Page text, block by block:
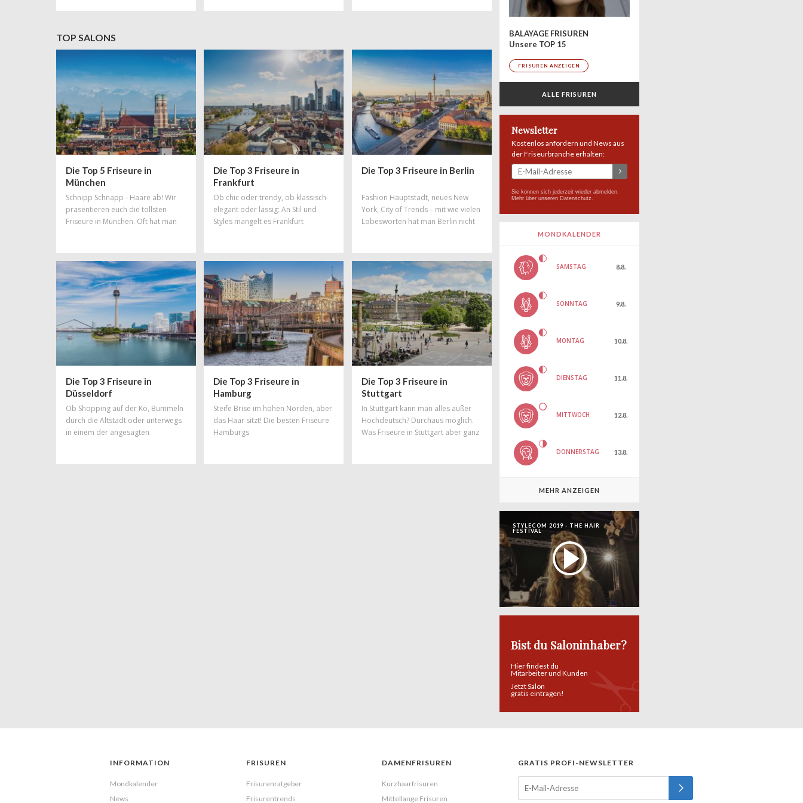
Empfehlungen der
Alterssicherungskommission ,den
sozialversicherungsrechtlichen
Sonderstatus
geringfügigerBeschäftigungsverhält
nisse weitgehend abzuschaffen,
halten wir es für
Erlebnisraum, der zeigt, wie aus
Festival-Sündern echte Hair
Protectors werden.
Abläufe und spürbar mehr Zeit für
das Wesentliche – die Kunden und
die kreative Arbeit im Salon.
TOP SALONS
Die Top 5 Friseure in
München
Schnipp Schnapp - Haare ab! Wir
präsentieren euch die tollsten
Friseure in München. Oft hat man
Rechnung tragen, als mit einer total
schicken, neuen Trendfrisur!
Friseursalons gibt es in München zu
Hauf aber welcher ist der richtige?
Unsere Liste an Top-Friseuren
erleichtert euch die Qual der Wahl.
Die Top 3 Friseure in
Frankfurt
Ob chic oder trendy, ob klassisch-
elegant oder lässig: An Stil und
Styles mangelt es Frankfurt
Die Top 3 Friseure in Berlin
Fashion Hauptstadt, neues New
York, City of Trends – mit wie vielen
Lobesworten hat man Berlin nicht
Angelegenheiten hat die
Hauptstadt die Nase vorn – mit
Salons, in denen Trends geboren
werden und wo sich Styles und
Stylisten aus der ganzen Welt feiern
lassen. Hier findet ihr Salons, die zu
den
Die Top 3 Friseure in
Düsseldorf
Ob Shopping auf der Kö, Bummeln
durch die Altstadt oder unterwegs
in einem der angesagten
Die Top 3 Friseure in
Hamburg
Steife Brise im hohen Norden, aber
das Haar sitzt! Die besten Friseure
Hamburgs
Die Top 3 Friseure in
Stuttgart
In Stuttgart kann man alles außer
Hochdeutsch? Durchaus möglich.
Was Friseure in Stuttgart aber ganz
BALAYAGE FRISUREN
Unsere TOP 15
FRISUREN ANZEIGEN
ALLE FRISUREN
Newsletter
Kostenlos anfordern und News aus
der Friseurbranche erhalten:
Sie können sich jederzeit wieder abmelden.
Mehr über unseren Datenschutz.
MONDKALENDER
SAMSTAG 8.8.
SONNTAG 9.8.
MONTAG 10.8.
DIENSTAG 11.8.
MITTWOCH 12.8.
DONNERSTAG 13.8.
MEHR ANZEIGEN
STYLECOM 2019 - THE HAIR
FESTIVAL
Bist du Saloninhaber?
Hier findest du
Mitarbeiter und Kunden
Jetzt Salon
gratis eintragen!
INFORMATION
Mondkalender
News
FRISUREN
Frisurenratgeber
Frisurentrends
DAMENFRISUREN
Kurzhaarfrisuren
Mittellange Frisuren
GRATIS PROFI-NEWSLETTER